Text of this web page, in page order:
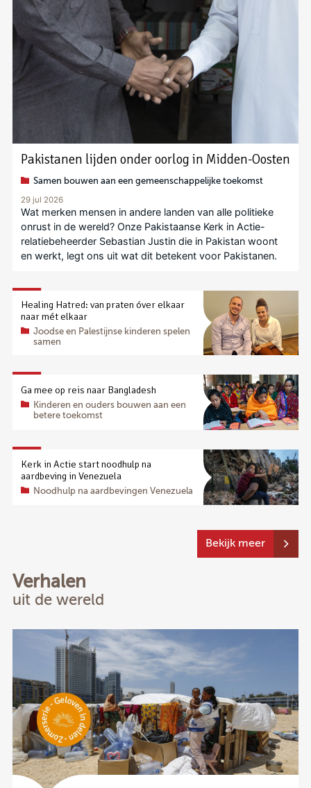
Pakistanen lijden onder oorlog in Midden-Oosten
Samen bouwen aan een gemeenschappelijke toekomst
29 jul 2026
Wat merken mensen in andere landen van alle politieke
onrust in de wereld? Onze Pakistaanse Kerk in Actie-
relatiebeheerder Sebastian Justin die in Pakistan woont
en werkt, legt ons uit wat dit betekent voor Pakistanen.
Healing Hatred: van praten óver elkaar
naar mét elkaar
Joodse en Palestijnse kinderen spelen
samen
Ga mee op reis naar Bangladesh
Kinderen en ouders bouwen aan een
betere toekomst
Kerk in Actie start noodhulp na
aardbeving in Venezuela
Noodhulp na aardbevingen Venezuela
Bekijk meer
Verhalen
uit de wereld